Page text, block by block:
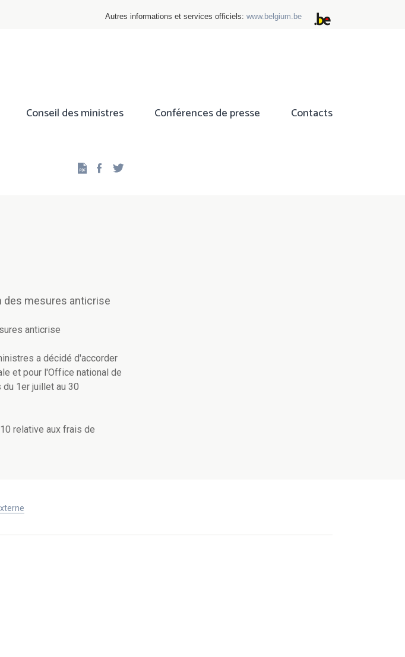
Autres informations et services officiels: www.belgium.be
Conseil des ministres Conférences de presse Contacts
Facebook
des mesures anticrise
anticrise
a décidé d'accorder
et pour l'Office national de
1er juillet au 30
relative aux frais de